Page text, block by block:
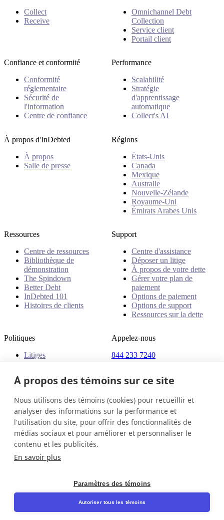
Collect
Receive
Omnichannel Debt
Collection
Service client
Portail client
Confiance et conformité
Conformité
réglementaire
Sécurité de
l'information
Centre de confiance
Performance
Scalabilité
Stratégie
d'apprentissage
automatique
Collect's AI
À propos d'InDebted
À propos
Salle de presse
Régions
États-Unis
Canada
Mexique
Australie
Nouvelle-Zélande
Royaume-Uni
Émirats Arabes Unis
Ressources
Centre de ressources
Bibliothèque de
démonstration
The Spindown
Better Debt
InDebted 101
Histoires de clients
Support
Centre d'assistance
Déposer un litige
À propos de votre dette
Gérer votre plan de
paiement
Options de paiement
Options de support
Ressources sur la dette
Politiques
Litiges
Appelez-nous
844 233 7240
1400
Toronto, ON, M5C 1C4
Canada
Canada (Français)
Contactez-nous
© 2026 InDebted Holdings Pty Ltd
LinkedIn
À propos des témoins sur ce site
Nous utilisons des témoins (cookies) pour recueillir et
analyser des informations sur la performance et
l'utilisation du site, pour offrir des fonctionnalités de
médias sociaux et pour améliorer et personnaliser le
contenu et les publicités.
En savoir plus
Paramètres des témoins
Autoriser tous les témoins